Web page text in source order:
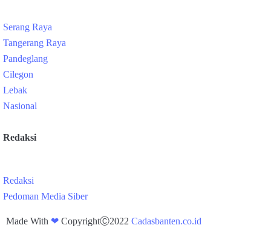
Serang Raya
Tangerang Raya
Pandeglang
Cilegon
Lebak
Nasional
Redaksi
Redaksi
Pedoman Media Siber
Made With ❤ CopyrightⒸ2022 Cadasbanten.co.id